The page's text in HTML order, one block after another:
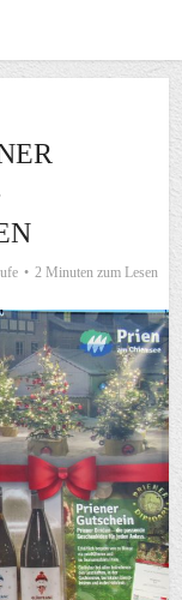
2 Minuten zum Lesen